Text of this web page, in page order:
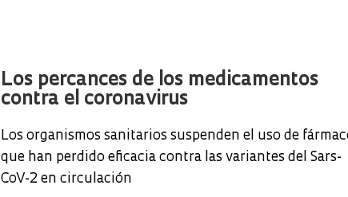
Los percances de los medicamentos
contra el coronavirus
Los organismos sanitarios suspenden el uso de
que han perdido eficacia contra las variantes del Sars-
CoV-2 en circulación